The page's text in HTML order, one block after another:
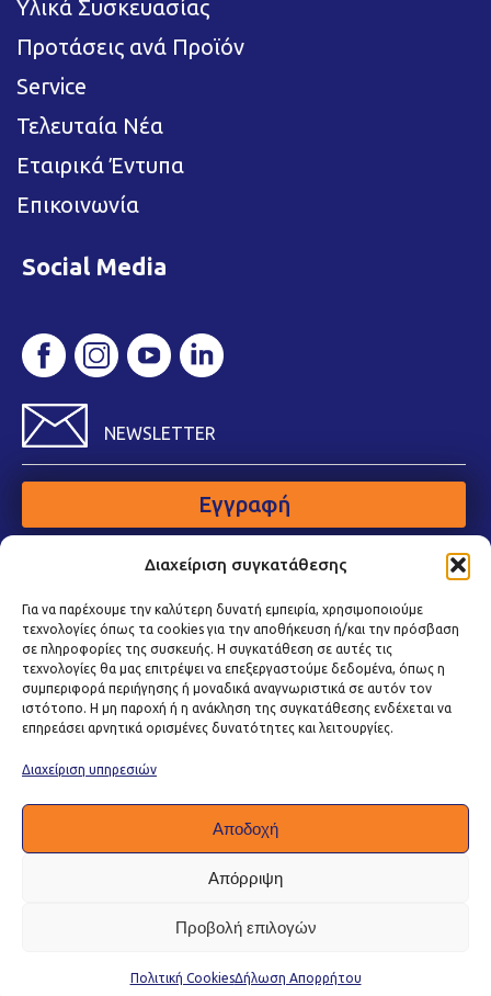
Διαχείριση συγκατάθεσης
Για να παρέχουμε την καλύτερη δυνατή εμπειρία, χρησιμοποιούμε
τεχνολογίες όπως τα cookies για την αποθήκευση ή/και την πρόσβαση
σε πληροφορίες της συσκευής. Η συγκατάθεση σε αυτές τις
τεχνολογίες θα μας επιτρέψει να επεξεργαστούμε δεδομένα, όπως η
συμπεριφορά περιήγησης ή μοναδικά αναγνωριστικά σε αυτόν τον
ιστότοπο. Η μη παροχή ή η ανάκληση της συγκατάθεσης ενδέχεται να
επηρεάσει αρνητικά ορισμένες δυνατότητες και λειτουργίες.
Διαχείριση υπηρεσιών
Αποδοχή
Απόρριψη
Προβολή επιλογών
Πολιτική CookiesΔήλωση Απορρήτου
Υλικά Συσκευασίας
Προτάσεις ανά Προϊόν
Service
Τελευταία Νέα
Εταιρικά Έντυπα
Επικοινωνία
Social Media
NEWSLETTER
Εγγραφή
Πολιτική Προστασίας Δεδομένων |